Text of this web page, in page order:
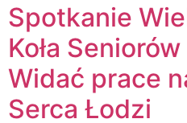
Spotkanie
Koła
Widać prace
Serca Łodzi